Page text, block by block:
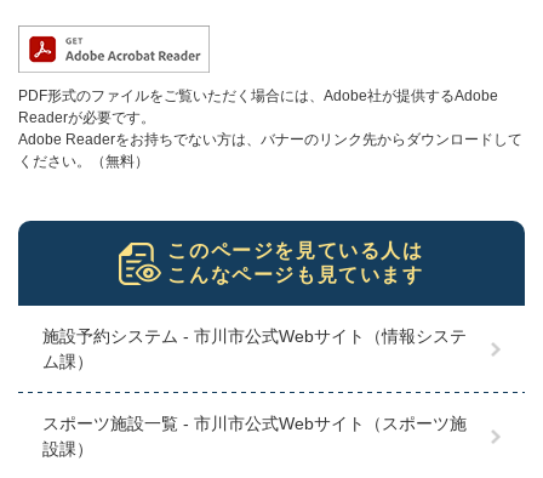
PDF形式のファイルをご覧いただく場合には、Adobe社が提供するAdobe
Readerが必要です。
Adobe Readerをお持ちでない方は、バナーのリンク先からダウンロードして
ください。（無料）
このページを見ている人は
こんなページも見ています
施設予約システム - 市川市公式Webサイト（情報システ
ム課）
スポーツ施設一覧 - 市川市公式Webサイト（スポーツ施
設課）